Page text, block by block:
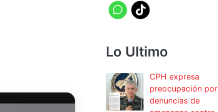
Lo Ultimo
CPH expresa
preocupación por
denuncias de